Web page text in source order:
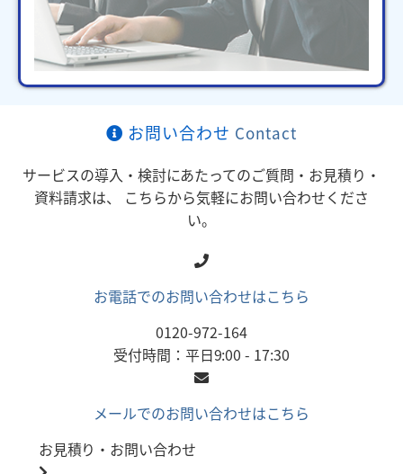
お問い合わせ Contact
サービスの導入・検討にあたってのご質問・お見積り・
資料請求は、
こちらから気軽にお問い合わせくださ
い。
お電話でのお問い合わせはこちら
0120-972-164
受付時間：平日9:00 - 17:30
メールでのお問い合わせはこちら
お見積り・お問い合わせ